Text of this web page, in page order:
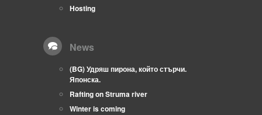
Hosting
News
(BG) Удряш пирона, който стърчи.
Японска.
Rafting on Struma river
Winter is coming